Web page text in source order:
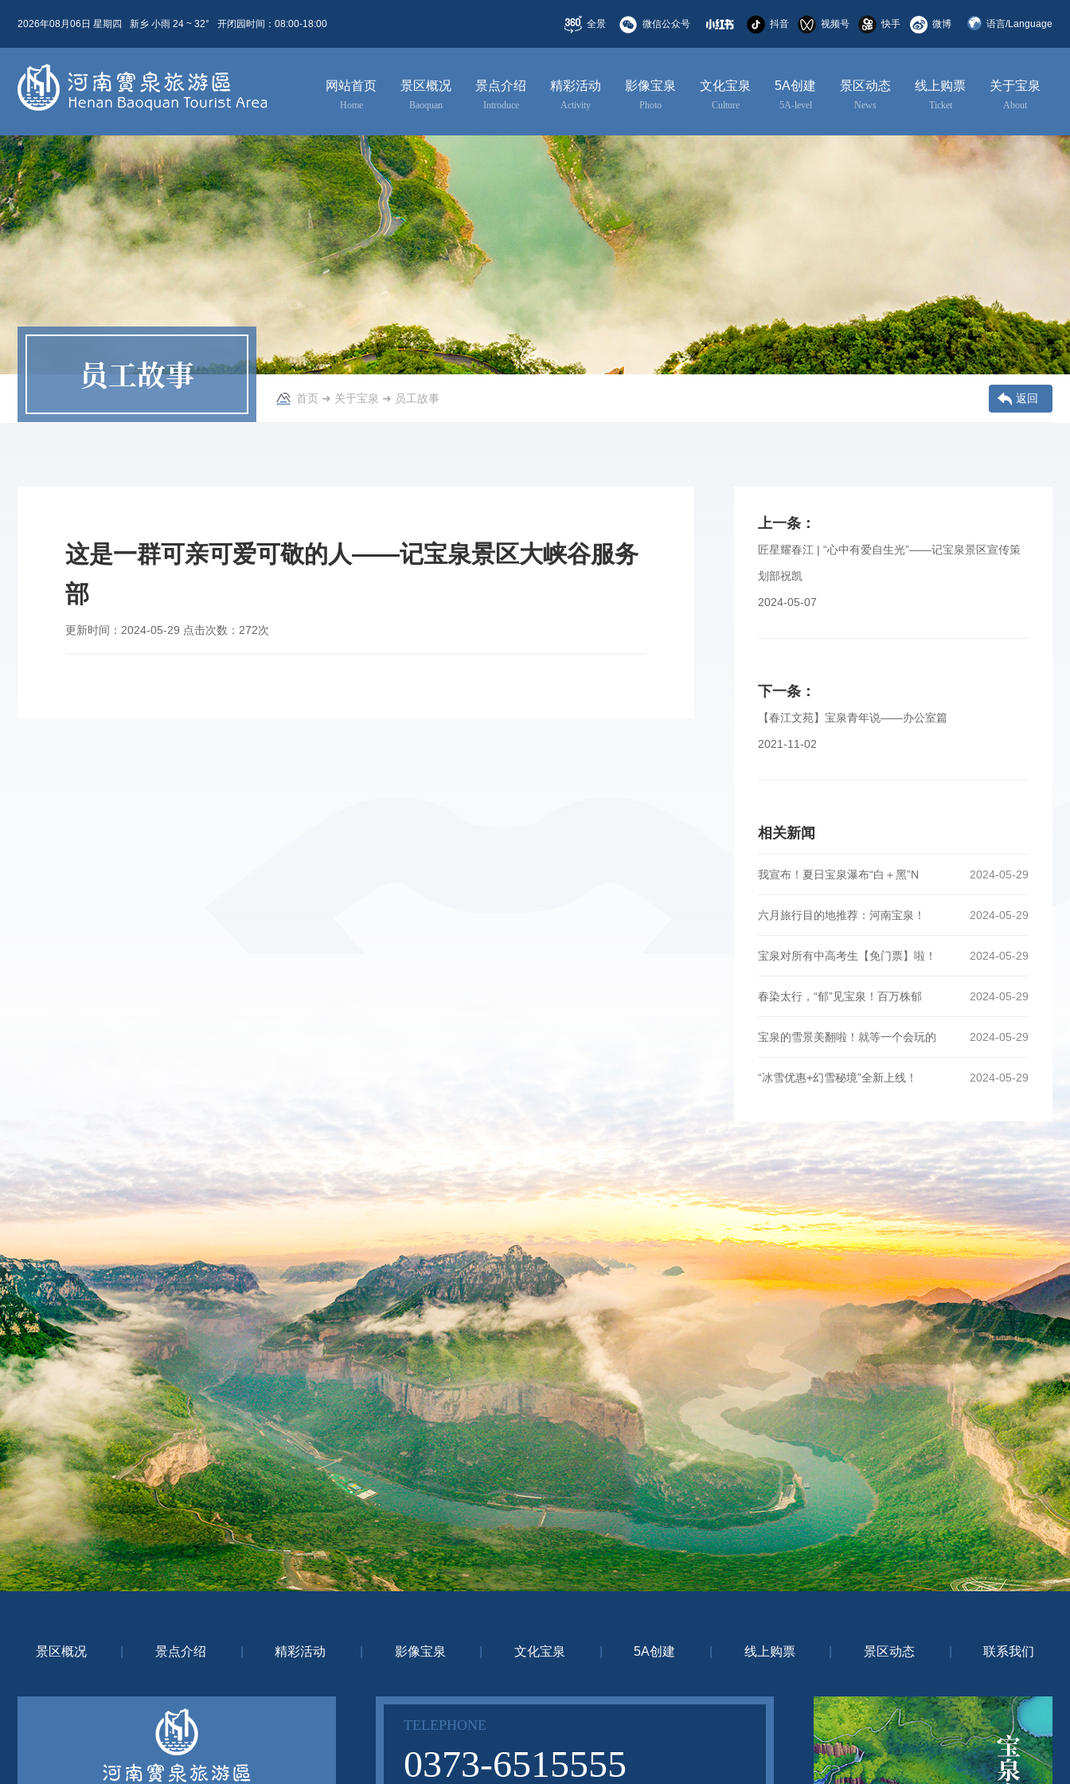
2026年08月06日 星期四 新乡 小雨 24 ~ 32°
今天( 星期四)
24 ~ 32
小雨
东北风 2级
明天( 星期五)
24 ~ 34
晴
东北风 2级
后天( 星期六)
23 ~ 31
晴
东北风 4级
开闭园时间：08:00-18:00 语言/Language
English
日本語
全景 微信公众号 抖音 视频号 快手 微博
网站首页
Home
景区概况
Baoquan
景点介绍
Introduce
精彩活动
Activity
影像宝泉
Photo
文化宝泉
Culture
5A创建
5A-level
景区动态
News
线上购票
Ticket
关于宝泉
About
员工故事
首页 ➜ 关于宝泉 ➜ 员工故事 返回
这是一群可亲可爱可敬的人——记宝泉景区大峡谷服务
部
更新时间： 2024-05-29 点击次数： 272次
上一条：
匠星耀春江 | “心中有爱自生光”——记宝泉景区宣传策
划部祝凯
2024-05-07
下一条：
【春江文苑】宝泉青年说——办公室篇
2021-11-02
相关新闻
2024-05-29
我宣布！夏日宝泉瀑布“白＋黑”N
2024-05-29
六月旅行目的地推荐：河南宝泉！
2024-05-29
宝泉对所有中高考生【免门票】啦！
2024-05-29
春染太行，“郁”见宝泉！百万株郁
2024-05-29
宝泉的雪景美翻啦！就等一个会玩的
2024-05-29
“冰雪优惠+幻雪秘境”全新上线！
景区概况 景点介绍 精彩活动 影像宝泉 文化宝泉 5A创建 线上购票 景区动态 联系我们
TELEPHONE
0373-6515555